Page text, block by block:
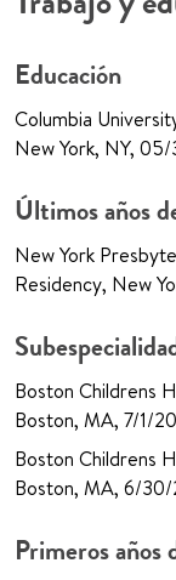
Educación
Columbia
New York, NY,
Últimos años
New York
Residency, New
Boston Childrens
Boston, MA, 7/1/
Boston Childrens
Boston, MA, 6/
Primeros años